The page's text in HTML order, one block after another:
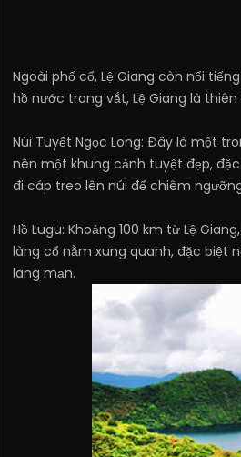
Ngoài phố cổ, Lệ Giang còn nổi
hồ nước trong vắt, Lệ Giang là
Núi Tuyết Ngọc Long: Đây là một
nên một khung cảnh tuyệt đẹp,
đi cáp treo lên núi để chiêm
Hồ Lugu: Khoảng 100 km từ Lệ
làng cổ nằm xung quanh, đặc biệt
lãng mạn.